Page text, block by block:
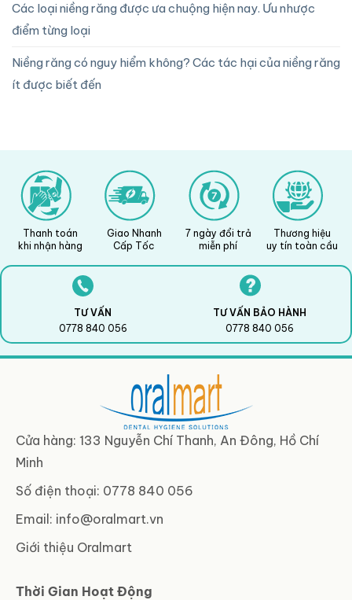
Các loại niềng răng được ưa chuộng hiện nay. Ưu nhược
điểm từng loại
Niềng răng có nguy hiểm không? Các tác hại của niềng răng
ít được biết đến
Thanh toán
khi nhận hàng
Giao Nhanh
Cấp Tốc
7 ngày đổi trả
miễn phí
Thương hiệu
uy tín toàn cầu
TƯ VẤN
0778 840 056
TƯ VẤN BẢO HÀNH
0778 840 056
Cửa hàng: 133 Nguyễn Chí Thanh, An Đông, Hồ Chí
Minh
Số điện thoại: 0778 840 056
Email: info@oralmart.vn
Giới thiệu Oralmart
Thời Gian Hoạt Động